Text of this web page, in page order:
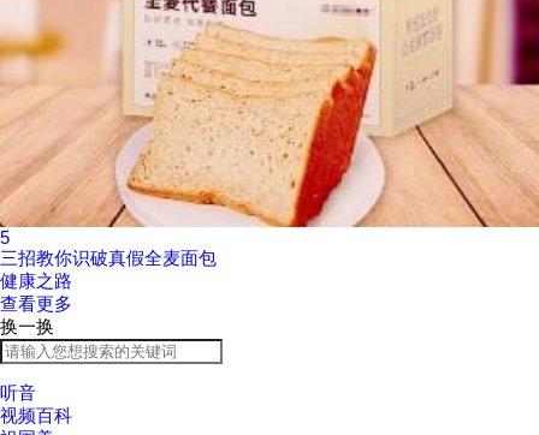
5
三招教你识破真假全麦面包
健康之路
查看更多
换一换
听音
视频百科